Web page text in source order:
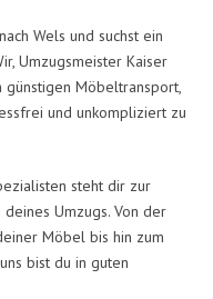
Wels und suchst ein
Umzugsmeister Kaiser
Möbeltransport,
und unkompliziert zu
steht dir zur
Umzugs. Von der
Möbel bis hin zum
bist du in guten